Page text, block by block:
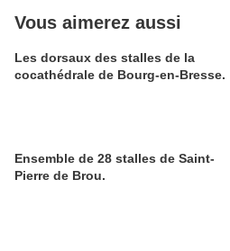
Vous aimerez aussi
Les dorsaux des stalles de la
cocathédrale de Bourg-en-Bresse.
Ensemble de 28 stalles de Saint-
Pierre de Brou.